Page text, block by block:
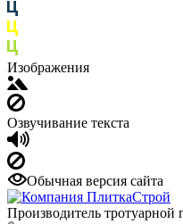
Изображения
Озвучивание текста
Обычная версия сайта
Производитель тротуарной